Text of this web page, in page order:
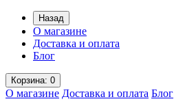
Назад
О магазине
Доставка и оплата
Блог
Корзина: 0
О магазине Доставка и оплата Блог